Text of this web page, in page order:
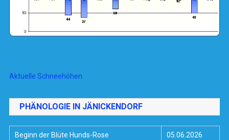
Aktuelle Schneehöhen
PHÄNOLOGIE IN JÄNICKENDORF
Beginn der Blüte Hunds-Rose 05.06.2026